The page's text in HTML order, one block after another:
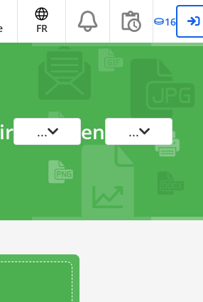
FR 16
... en ...